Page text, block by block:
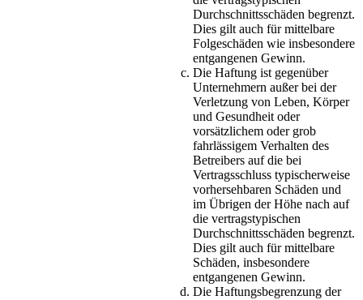
Durchschnittsschäden begrenzt.
Dies gilt auch für mittelbare
Folgeschäden wie insbesondere
entgangenen Gewinn.
Die Haftung ist gegenüber
Unternehmern außer bei der
Verletzung von Leben, Körper
und Gesundheit oder
vorsätzlichem oder grob
fahrlässigem Verhalten des
Betreibers auf die bei
Vertragsschluss typischerweise
vorhersehbaren Schäden und
im Übrigen der Höhe nach auf
die vertragstypischen
Durchschnittsschäden begrenzt.
Dies gilt auch für mittelbare
Schäden, insbesondere
entgangenen Gewinn.
Die Haftungsbegrenzung der